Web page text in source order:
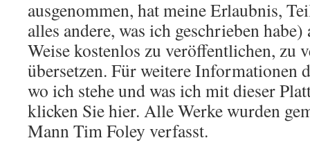
ausgenommen, hat meine Erlaubnis,
alles andere, was ich geschrieben
Weise kostenlos zu veröffentlichen, zu
übersetzen. Für weitere Informationen
wo ich stehe und was ich mit dieser
klicken Sie hier. Alle Werke wurden
Mann Tim Foley verfasst.